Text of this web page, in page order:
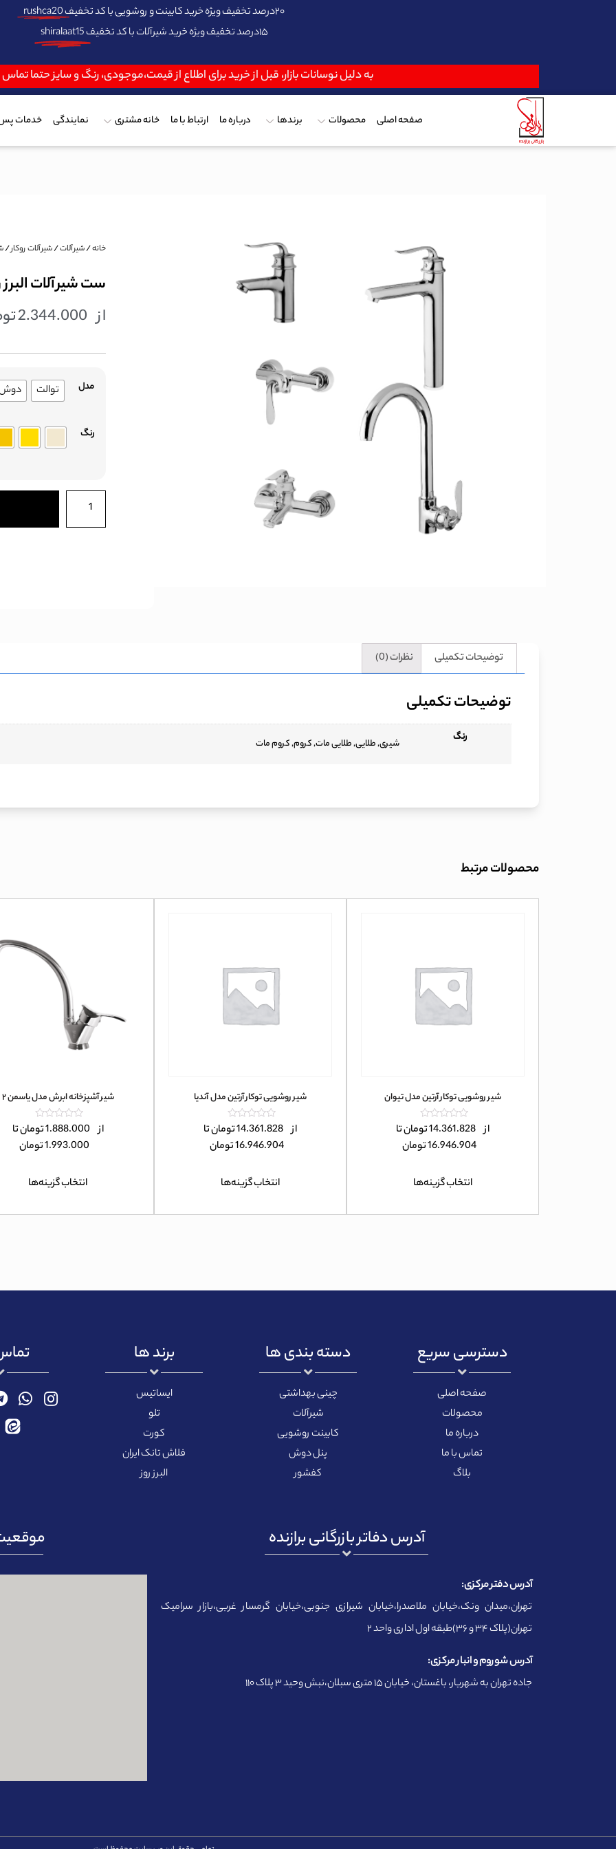
۲۰درصد تخفیف ویژه خرید کابینت و روشویی با کد تخفیف
rushca20
۱۵درصد تخفیف ویژه خرید شیرآلات با کد تخفیف
shiralaat15
به دلیل نوسانات بازار، قبل از خرید برای اطلاع از قیمت،موجودی، رنگ و سایز حتما
صفحه اصلی محصولات برندها درباره ما ارتباط با ما خانه مشتری نمایندگی خدمات
خانه/شیرآلات/شیرآلات روکار/
ست شیرآلات
از 2.344.000
مدل توالت
رنگ
توضیحات تکمیلی نظرات (0)
توضیحات تکمیلی
رنگ شیری, طلایی, طلایی مات, کروم, کروم مات
محصولات مرتبط
شیر روشویی توکار آرتین مدل تیوان
امتیاز
از
از 14.361.828تومانتا
16.946.904تومان
انتخاب گزینه‌ها
شیر روشویی توکار آرتین مدل آندیا
امتیاز
از
از 14.361.828تومانتا
16.946.904تومان
انتخاب گزینه‌ها
شیر آشپزخانه ابرش مدل یاسمن ۲
امتیاز
از
از 1.888.000تومانتا
1.993.000تومان
انتخاب گزینه‌ها
دسترسی سریع
صفحه اصلی
محصولات
درباره ما
تماس با ما
بلاگ
دسته بندی ها
چینی بهداشتی
شیرآلات
کابینت روشویی
پنل دوش
کفشور
برند ها
ایساتیس
تلو
کورت
فلاش تانک ایران
البرز روز
آدرس دفاتر بازرگانی برازنده
آدرس دفتر مرکزی:
تهران،میدان ونک،خیابان ملاصدرا،خیابان شیرازی جنوبی،خیابان گرمسار غربی،بازار سرامیک
تهران(پلاک ۳۴ و ۳۶)طبقه اول اداری واحد ۲
آدرس شوروم و انبار مرکزی:
جاده تهران به شهریار، باغستان، خیابان ۱۵ متری سبلان،نبش وحید ۳ پلاک ۱۱۰